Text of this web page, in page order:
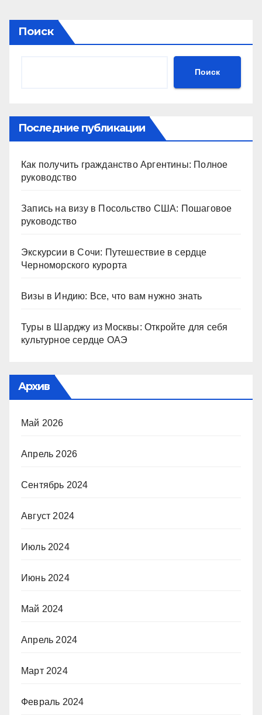
Поиск
Поиск
Последние публикации
Как получить гражданство Аргентины: Полное
руководство
Запись на визу в Посольство США: Пошаговое
руководство
Экскурсии в Сочи: Путешествие в сердце
Черноморского курорта
Визы в Индию: Все, что вам нужно знать
Туры в Шарджу из Москвы: Откройте для себя
культурное сердце ОАЭ
Архив
Май 2026
Апрель 2026
Сентябрь 2024
Август 2024
Июль 2024
Июнь 2024
Май 2024
Апрель 2024
Март 2024
Февраль 2024